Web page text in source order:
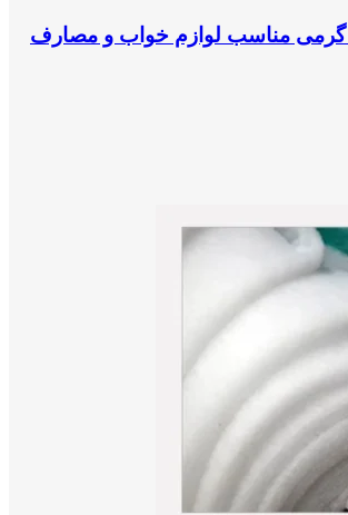
پشم شیشه 250 گرمی مناسب لوازم خواب و مصارف